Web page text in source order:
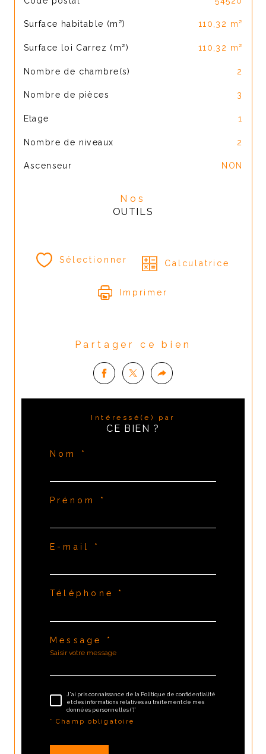
Surface habitable (m²) 110,32 m²
Surface loi Carrez (m²) 110,32 m²
Nombre de chambre(s) 2
Nombre de pièces 3
Etage 1
Nombre de niveaux 2
Ascenseur NON
Nos
OUTILS
Sélectionner Calculatrice
Imprimer
Partager ce bien
Intéressé(e) par
CE BIEN ?
Nom *
Prénom *
E-mail *
Téléphone *
Message *
J'ai pris connaissance de la Politique de confidentialité
et des informations relatives au traitement de mes
données personnelles (*)*
* Champ obligatoire